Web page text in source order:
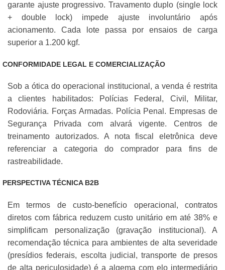
garante ajuste progressivo. Travamento duplo (single lock
+ double lock) impede ajuste involuntário após
acionamento. Cada lote passa por ensaios de carga
superior a 1.200 kgf.
CONFORMIDADE LEGAL E COMERCIALIZAÇÃO
Sob a ótica do operacional institucional, a venda é restrita
a clientes habilitados: Polícias Federal, Civil, Militar,
Rodoviária. Forças Armadas. Polícia Penal. Empresas de
Segurança Privada com alvará vigente. Centros de
treinamento autorizados. A nota fiscal eletrônica deve
referenciar a categoria do comprador para fins de
rastreabilidade.
PERSPECTIVA TÉCNICA B2B
Em termos de custo-benefício operacional, contratos
diretos com fábrica reduzem custo unitário em até 38% e
simplificam personalização (gravação institucional). A
recomendação técnica para ambientes de alta severidade
(presídios federais, escolta judicial, transporte de presos
de alta periculosidade) é a algema com elo intermediário